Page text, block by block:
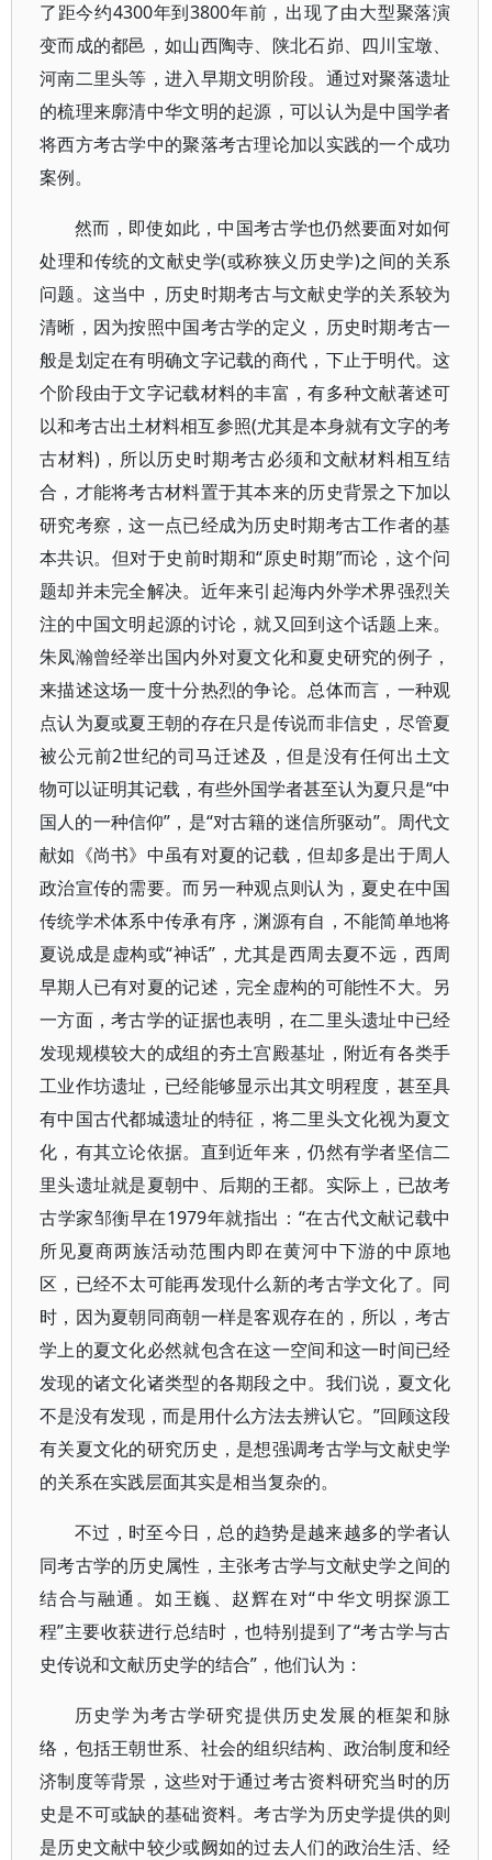
了距今约4300年到3800年前，出现了由大型聚落演
变而成的都邑，如山西陶寺、陕北石峁、四川宝墩、
河南二里头等，进入早期文明阶段。通过对聚落遗址
的梳理来廓清中华文明的起源，可以认为是中国学者
将西方考古学中的聚落考古理论加以实践的一个成功
案例。
然而，即使如此，中国考古学也仍然要面对如何
处理和传统的文献史学(或称狭义历史学)之间的关系
问题。这当中，历史时期考古与文献史学的关系较为
清晰，因为按照中国考古学的定义，历史时期考古一
般是划定在有明确文字记载的商代，下止于明代。这
个阶段由于文字记载材料的丰富，有多种文献著述可
以和考古出土材料相互参照(尤其是本身就有文字的考
古材料)，所以历史时期考古必须和文献材料相互结
合，才能将考古材料置于其本来的历史背景之下加以
研究考察，这一点已经成为历史时期考古工作者的基
本共识。但对于史前时期和“原史时期”而论，这个问
题却并未完全解决。近年来引起海内外学术界强烈关
注的中国文明起源的讨论，就又回到这个话题上来。
朱凤瀚曾经举出国内外对夏文化和夏史研究的例子，
来描述这场一度十分热烈的争论。总体而言，一种观
点认为夏或夏王朝的存在只是传说而非信史，尽管夏
被公元前2世纪的司马迁述及，但是没有任何出土文
物可以证明其记载，有些外国学者甚至认为夏只是“中
国人的一种信仰”，是“对古籍的迷信所驱动”。周代文
献如《尚书》中虽有对夏的记载，但却多是出于周人
政治宣传的需要。而另一种观点则认为，夏史在中国
传统学术体系中传承有序，渊源有自，不能简单地将
夏说成是虚构或“神话”，尤其是西周去夏不远，西周
早期人已有对夏的记述，完全虚构的可能性不大。另
一方面，考古学的证据也表明，在二里头遗址中已经
发现规模较大的成组的夯土宫殿基址，附近有各类手
工业作坊遗址，已经能够显示出其文明程度，甚至具
有中国古代都城遗址的特征，将二里头文化视为夏文
化，有其立论依据。直到近年来，仍然有学者坚信二
里头遗址就是夏朝中、后期的王都。实际上，已故考
古学家邹衡早在1979年就指出：“在古代文献记载中
所见夏商两族活动范围内即在黄河中下游的中原地
区，已经不太可能再发现什么新的考古学文化了。同
时，因为夏朝同商朝一样是客观存在的，所以，考古
学上的夏文化必然就包含在这一空间和这一时间已经
发现的诸文化诸类型的各期段之中。我们说，夏文化
不是没有发现，而是用什么方法去辨认它。”回顾这段
有关夏文化的研究历史，是想强调考古学与文献史学
的关系在实践层面其实是相当复杂的。
不过，时至今日，总的趋势是越来越多的学者认
同考古学的历史属性，主张考古学与文献史学之间的
结合与融通。如王巍、赵辉在对“中华文明探源工
程”主要收获进行总结时，也特别提到了“考古学与古
史传说和文献历史学的结合”，他们认为：
历史学为考古学研究提供历史发展的框架和脉
络，包括王朝世系、社会的组织结构、政治制度和经
济制度等背景，这些对于通过考古资料研究当时的历
史是不可或缺的基础资料。考古学为历史学提供的则
是历史文献中较少或阙如的过去人们的政治生活、经